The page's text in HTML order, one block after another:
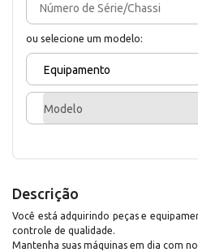
ou selecione um modelo:
Equipamento
Modelo
Descrição
Você está adquirindo peças e
controle de qualidade.
Mantenha suas máquinas em dia com